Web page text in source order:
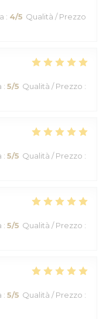
: 4/5 Qualità / Prezzo
: 5/5 Qualità / Prezzo :
: 5/5 Qualità / Prezzo :
: 5/5 Qualità / Prezzo :
: 5/5 Qualità / Prezzo :